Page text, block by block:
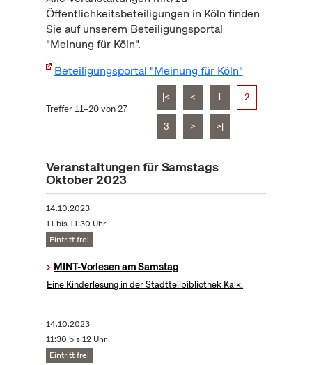
Öffentlichkeitsbeteiligungen in Köln finden
Sie auf unserem Beteiligungsportal
"Meinung für Köln".
Beteiligungsportal "Meinung für Köln"
Treffer 11–20 von 27
|< < 1 2
3 > >|
Veranstaltungen für Samstags
Oktober 2023
14.10.2023
11 bis 11:30 Uhr
Eintritt frei
MINT-Vorlesen am Samstag
Eine Kinderlesung in der Stadtteilbibliothek Kalk.
14.10.2023
11:30 bis 12 Uhr
Eintritt frei